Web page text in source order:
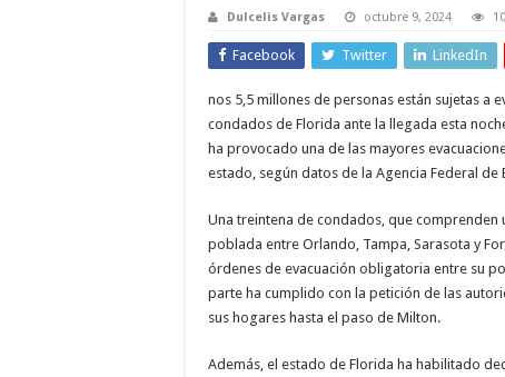
Dulcelis Vargas octubre 9, 2024
Facebook Twitter LinkedIn
nos 5,5 millones de personas están sujetas a
condados de Florida ante la llegada esta
ha provocado una de las mayores
estado, según datos de la Agencia Federal de
Una treintena de condados, que comprenden
poblada entre Orlando, Tampa, Sarasota y
órdenes de evacuación obligatoria entre su
parte ha cumplido con la petición de las
sus hogares hasta el paso de Milton.
Además, el estado de Florida ha habilitado